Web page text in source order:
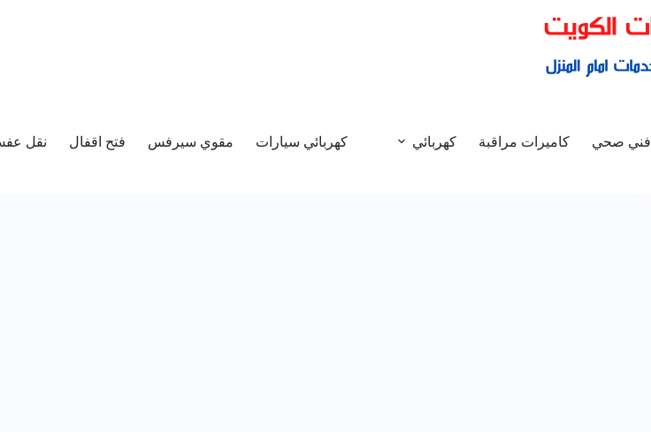
فني صحي كاميرات مراقبة كهربائي كهربائي سيارات مقوي سيرفس فتح اقفال نقل